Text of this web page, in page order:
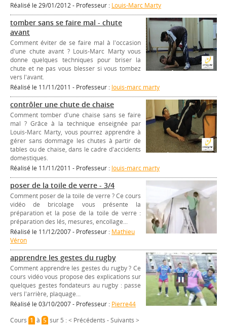
Réalisé le 29/01/2012 - Professeur : Louis-Marc Marty
tomber sans se faire mal - chute
avant
Comment éviter de se faire mal à l'occasion
d'une chute avant ? Louis-Marc Marty vous
donne quelques techniques pour briser la
chute et ne pas vous blesser si vous tombez
vers l'avant.
Réalisé le 11/11/2011 - Professeur : louis-marc marty
contrôler une chute de chaise
Comment tomber d'une chaise sans se faire
mal ? Grâce à la technique enseignée par
Louis-Marc Marty, vous pourrez apprendre à
gérer sans dommage les chutes à partir de
tables ou de chaise, dans le cadre d'accidents
domestiques.
Réalisé le 11/11/2011 - Professeur : louis-marc marty
poser de la toile de verre - 3/4
Comment poser de la toile de verre ? Ce cours
vidéo de bricolage vous présente la
préparation et la pose de la toile de verre :
préparation des lés, mesures, encollage...
Réalisé le 11/12/2007 - Professeur : Mathieu
Véron
apprendre les gestes du rugby
Comment apprendre les gestes du rugby ? Ce
cours vidéo vous propose des explications sur
quelques gestes fondateurs au rugby : passe
vers l'arrière, plaquage...
Réalisé le 03/10/2007 - Professeur : Pierre44
Cours 1à 5sur 5 :< Précédents -Suivants >